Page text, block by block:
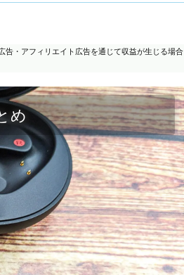
告・アフィリエイト広告を通じて収益が生じる場合
め